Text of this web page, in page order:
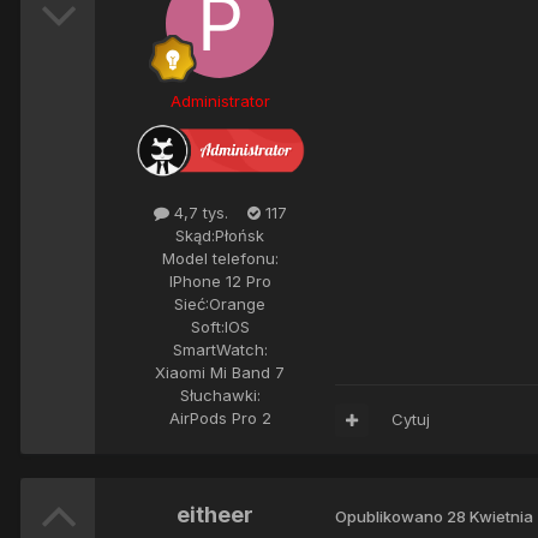
Administrator
4,7 tys.
117
Skąd:Płońsk
Model telefonu:
IPhone 12 Pro
Sieć:Orange
Soft:IOS
SmartWatch:
Xiaomi Mi Band 7
Słuchawki:
AirPods Pro 2
Cytuj
eitheer Opublikowano 28 Kwietnia